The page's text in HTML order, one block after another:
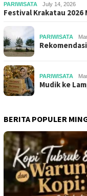
PARIWISATA July 14, 2026
Festival Krakatau 2026
PARIWISATA
PARIWISATA
Mudik ke
BERITA POPULER